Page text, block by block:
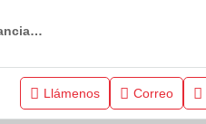
Pichincha, Centro Historico, DM Quito, La Loma, Francia y Antonio Rivera
Llámenos Correo